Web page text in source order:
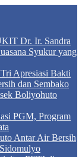
Dr. Ir. Sandra
Syukur yang
Apresiasi Bakti
dan Sembako
Boliyohuto
PGM, Program
Antar Air Bersih